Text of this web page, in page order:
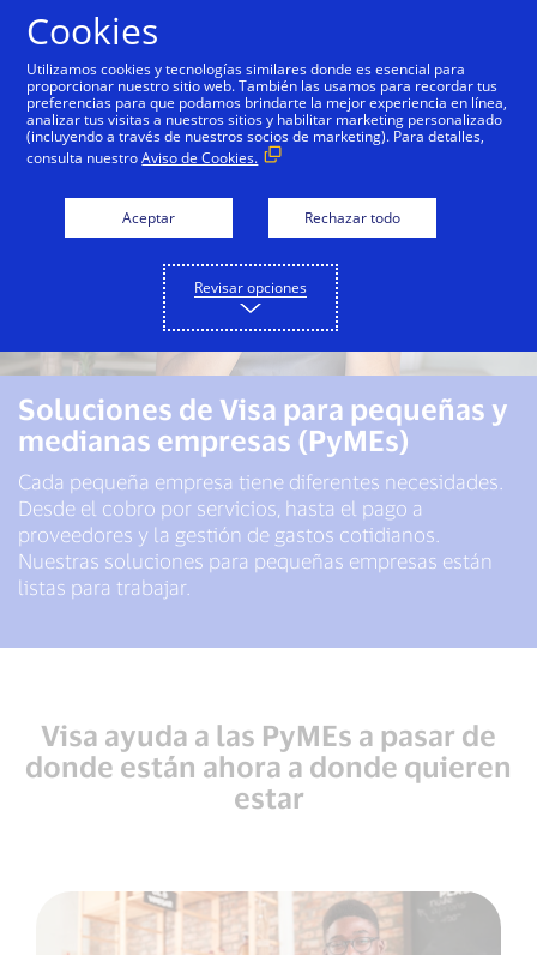
Soluciones de Visa para pequeñas y
medianas empresas (PyMEs)
Cada pequeña empresa tiene diferentes necesidades.
Desde el cobro por servicios, hasta el pago a
proveedores y la gestión de gastos cotidianos.
Nuestras soluciones para pequeñas empresas están
listas para trabajar.
Visa ayuda a las PyMEs a pasar de
donde están ahora a donde quieren
estar
Cookies
Utilizamos cookies y tecnologías similares donde es esencial para
proporcionar nuestro sitio web. También las usamos para recordar tus
preferencias para que podamos brindarte la mejor experiencia en línea,
analizar tus visitas a nuestros sitios y habilitar marketing personalizado
(incluyendo a través de nuestros socios de marketing). Para detalles,
consulta nuestroAviso de Cookies.
Aceptar Rechazar todo
Revisar opciones